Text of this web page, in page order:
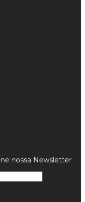
nossa Newsletter